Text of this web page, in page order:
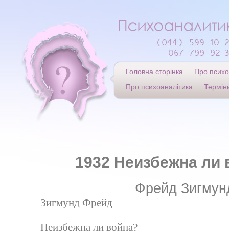
Головна сторінка
Про
Про психоаналітика
1932 Неизбежна ли
Фрейд
Зигмунд Фрейд
Неизбежна ли война?